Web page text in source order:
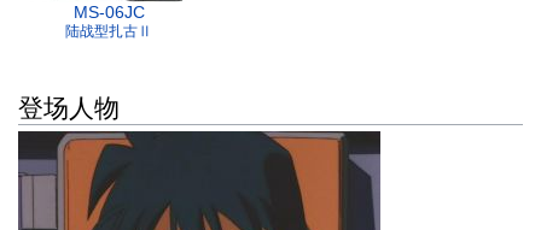
MS-06JC
陆战型扎古Ⅱ
登场人物